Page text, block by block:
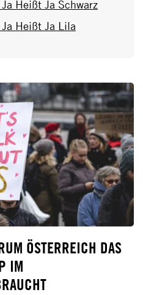
Heißt Ja Schwarz
Heißt Ja Lila
ÖSTERREICH DAS Z
S